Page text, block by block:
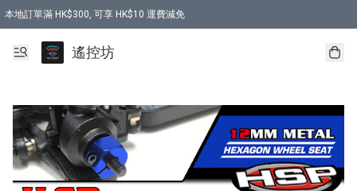
本地訂單滿 HK$300, 可享 HK$10 運費減免
購買 7.6V 6500mah 70C 電池 送 7.6V USB充電器
遙控坊